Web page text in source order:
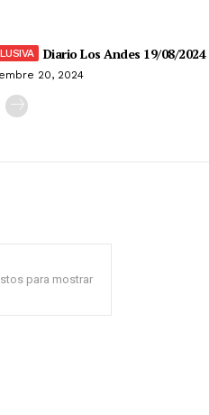
Diario Los Andes 19/08/2024
20, 2024
para mostrar